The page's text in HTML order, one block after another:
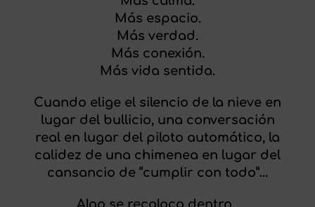
Más espacio.
Más verdad.
Más conexión.
Más vida sentida.
Cuando elige el silencio de la nieve en
lugar del bullicio, una conversación
real en lugar del piloto automático, la
calidez de una chimenea en lugar del
cansancio de “cumplir con todo”…
Algo se recoloca dentro.